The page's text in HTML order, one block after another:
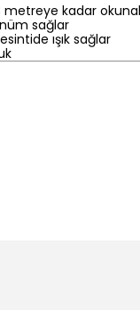
metreye kadar
sağlar
ışık sağlar